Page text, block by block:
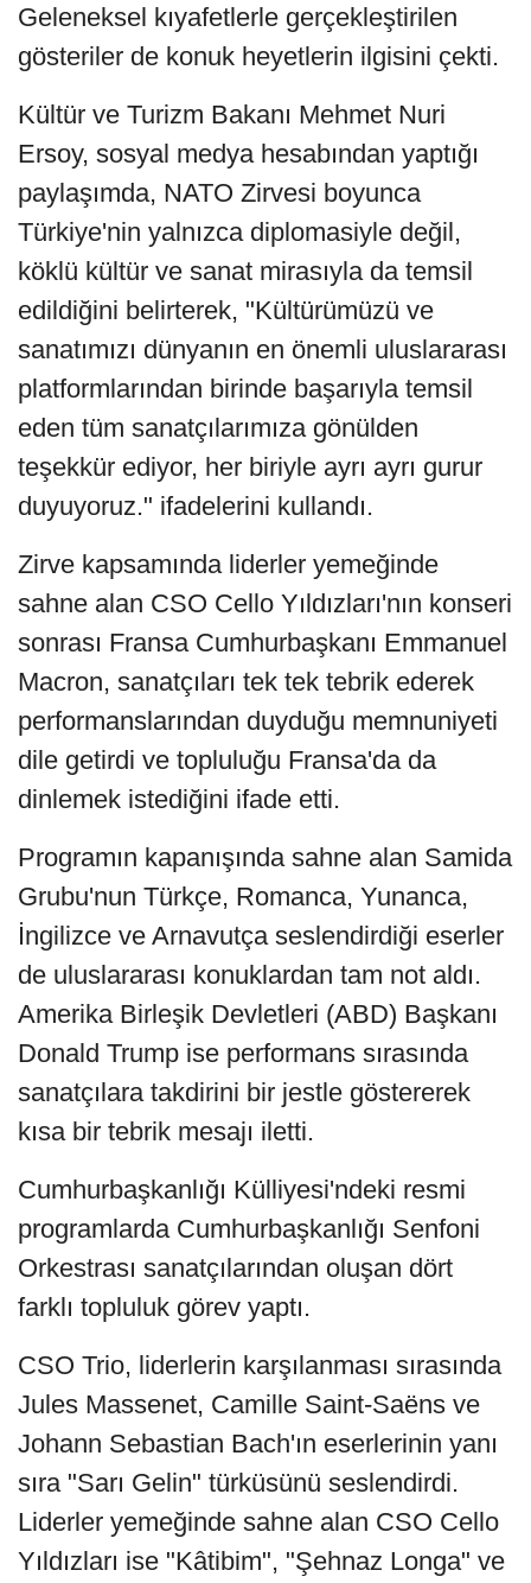
Geleneksel kıyafetlerle gerçekleştirilen
gösteriler de konuk heyetlerin ilgisini çekti.
Kültür ve Turizm Bakanı Mehmet Nuri
Ersoy, sosyal medya hesabından yaptığı
paylaşımda, NATO Zirvesi boyunca
Türkiye'nin yalnızca diplomasiyle değil,
köklü kültür ve sanat mirasıyla da temsil
edildiğini belirterek, "Kültürümüzü ve
sanatımızı dünyanın en önemli uluslararası
platformlarından birinde başarıyla temsil
eden tüm sanatçılarımıza gönülden
teşekkür ediyor, her biriyle ayrı ayrı gurur
duyuyoruz." ifadelerini kullandı.
Zirve kapsamında liderler yemeğinde
sahne alan CSO Cello Yıldızları'nın konseri
sonrası Fransa Cumhurbaşkanı Emmanuel
Macron, sanatçıları tek tek tebrik ederek
performanslarından duyduğu memnuniyeti
dile getirdi ve topluluğu Fransa'da da
dinlemek istediğini ifade etti.
Programın kapanışında sahne alan Samida
Grubu'nun Türkçe, Romanca, Yunanca,
İngilizce ve Arnavutça seslendirdiği eserler
de uluslararası konuklardan tam not aldı.
Amerika Birleşik Devletleri (ABD) Başkanı
Donald Trump ise performans sırasında
sanatçılara takdirini bir jestle göstererek
kısa bir tebrik mesajı iletti.
Cumhurbaşkanlığı Külliyesi'ndeki resmi
programlarda Cumhurbaşkanlığı Senfoni
Orkestrası sanatçılarından oluşan dört
farklı topluluk görev yaptı.
CSO Trio, liderlerin karşılanması sırasında
Jules Massenet, Camille Saint-Saëns ve
Johann Sebastian Bach'ın eserlerinin yanı
sıra "Sarı Gelin" türküsünü seslendirdi.
Liderler yemeğinde sahne alan CSO Cello
Yıldızları ise "Kâtibim", "Şehnaz Longa" ve